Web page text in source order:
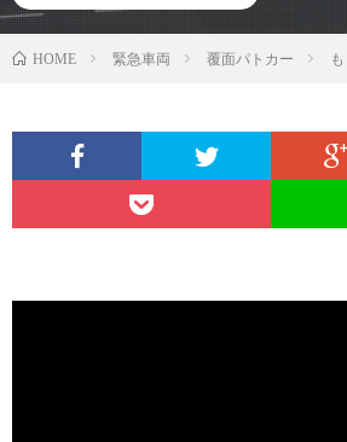
HOME 緊急車両 覆面パトカー